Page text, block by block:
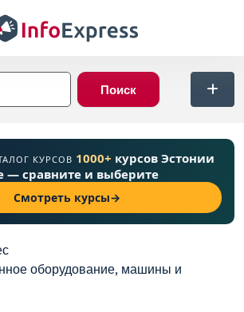
КУРСОВ 1000+ курсов Эстонии
— сравните и выберите
Смотреть курсы→
оборудование, машины и